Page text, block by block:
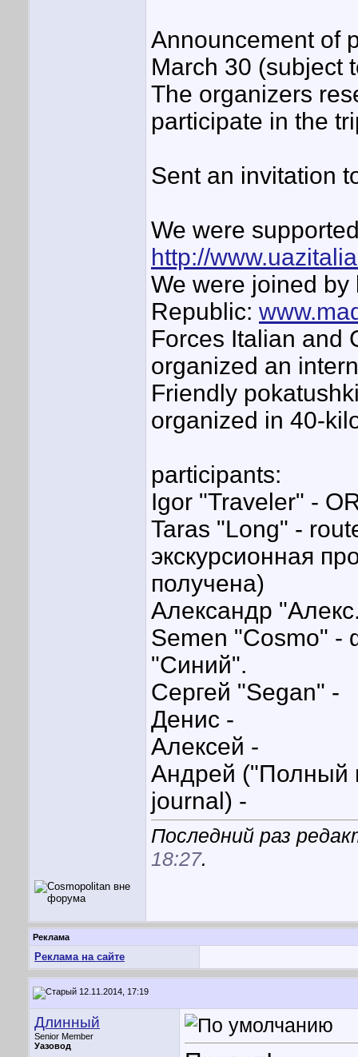
Announcement of
March 30 (subject
The organizers
participate in the
Sent an invitation
We were
http://
We were joined
Republic:
Forces Italian and
organized an
Friendly
organized in 40-
participants:
Igor "Traveler" -
Taras "Long" -
экскурсионная
получена)
Александр
Semen "Cosmo" -
"Синий".
Сергей "Segan" -
Денис -
Алексей -
Андрей ("Полный
journal) -
Последний раз
18:27.
Реклама
Реклама на сайте
12.11.2014, 17:19
Длинный
Senior Member
Уазовод